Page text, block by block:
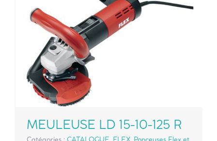
MEULEUSE LD 15-10-125 R